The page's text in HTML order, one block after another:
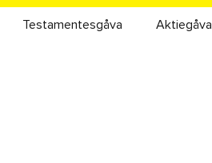
Testamentesgåva Aktiegåva